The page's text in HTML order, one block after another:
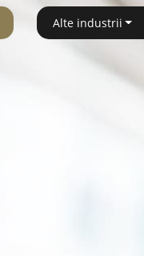
Alte industrii